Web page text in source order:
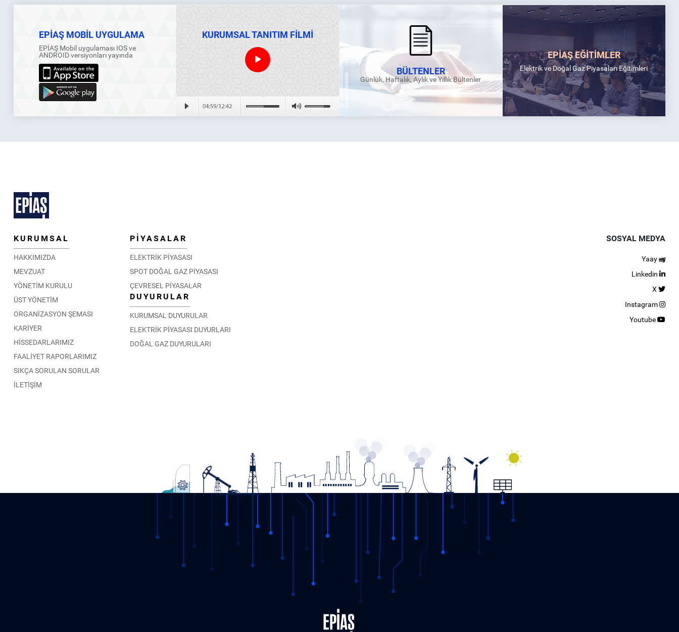
EPİAŞ MOBİL UYGULAMA
EPİAŞ Mobil uygulaması IOS ve
ANDROID versiyonları yayında
KURUMSAL TANITIM FİLMİ
BÜLTENLER
Günlük, Haftalık, Aylık ve Yıllık Bültenler
EPİAŞ EĞİTİMLER
Elektrik ve Doğal Gaz Piyasaları Eğitimleri
KURUMSAL
HAKKIMIZDA
MEVZUAT
YÖNETİM KURULU
ÜST YÖNETİM
ORGANİZASYON ŞEMASI
KARİYER
HİSSEDARLARIMIZ
FAALİYET RAPORLARIMIZ
SIKÇA SORULAN SORULAR
İLETİŞİM
PİYASALAR
ELEKTRİK PİYASASI
SPOT DOĞAL GAZ PİYASASI
ÇEVRESEL PİYASALAR
DUYURULAR
KURUMSAL DUYURULAR
ELEKTRİK PİYASASI DUYURLARI
DOĞAL GAZ DUYURULARI
SOSYAL MEDYA
Yaay
Linkedin
X
Instagram
Youtube